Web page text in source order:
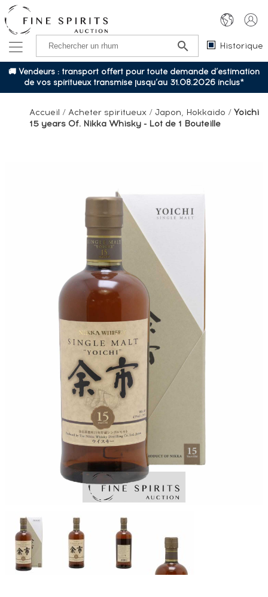
Historique
🚚 Vendeurs : transport offert pour toute demande d’estimation
de vos spiritueux transmise jusqu’au 31.08.2026 inclus*
Accueil / Acheter spiritueux / Japon, Hokkaido / Yoichi
15 years Of. Nikka Whisky - Lot de 1 Bouteille